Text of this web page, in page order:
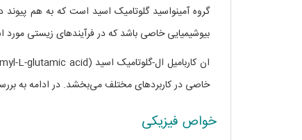
گروه آمینواسید گلوتامیک اسید است که به هم
بیوشیمیایی خاصی باشد که در فرآیندهای زیستی مورد
خاصی در کاربردهای مختلف می‌بخشد. در ادامه به
خواص فیزیکی